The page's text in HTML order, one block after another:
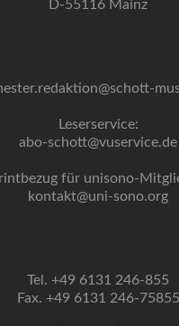
D-55116 Mainz
Leserservice:
abo-schott@vuservice.de
für unisono-
kontakt@uni-sono.org
Tel. +49 6131 246-855
Fax. +49 6131 246-75855